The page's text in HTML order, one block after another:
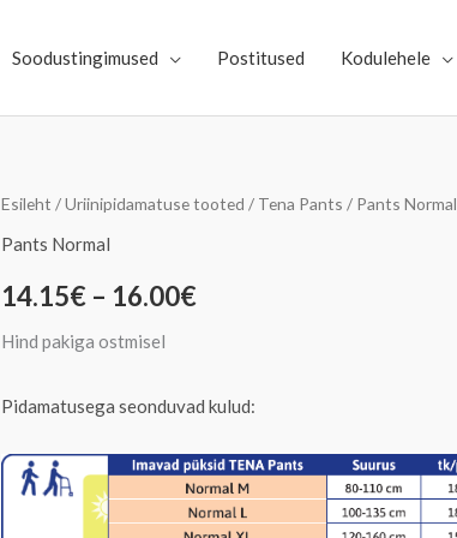
Soodustingimused Postitused Kodulehele
Esileht /Uriinipidamatuse tooted / Tena Pants / Pants Normal
Pants Normal
14.15€ – 16.00€
Hinnavahemik:
kuni
Hind pakiga ostmisel
Pidamatusega seonduvad kulud:
TENA
Pants
kogus